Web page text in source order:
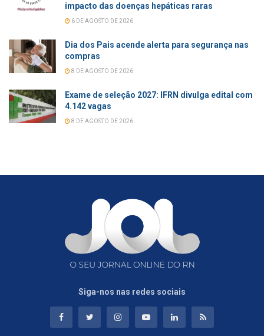
impacto das doenças hepáticas raras
6 DE AGOSTO DE 2026
Dia dos Pais acende alerta para segurança nas
compras
8 DE AGOSTO DE 2026
Exame de seleção 2027: IFRN divulga edital com
4.142 vagas
8 DE AGOSTO DE 2026
Siga-nos nas redes sociais